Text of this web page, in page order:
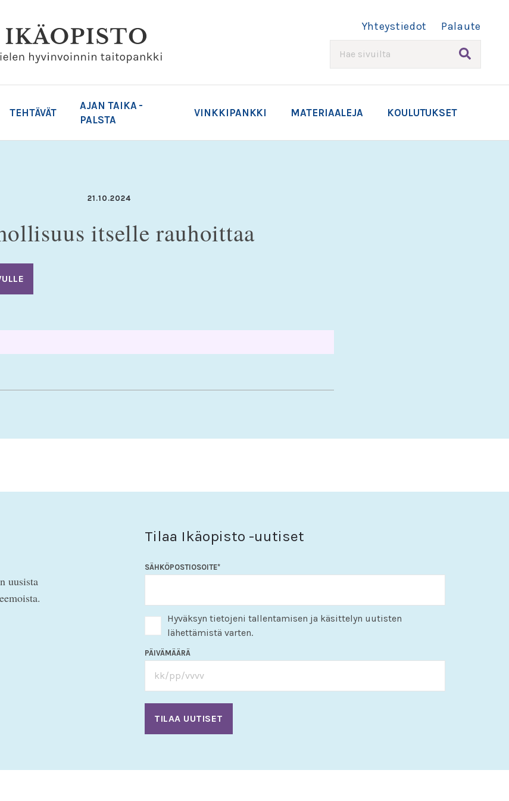
Yhteystiedot Palaute
TEHTÄVÄT
AJAN TAIKA -
PALSTA
VINKKIPANKKI MATERIAALEJA KOULUTUKSET
21.10.2024
itselle rauhoittaa
uusista
Tilaa Ikäopisto -uutiset
SÄHKÖPOSTIOSOITE*
Hyväksyn tietojeni tallentamisen ja käsittelyn uutisten
lähettämistä varten.
PÄIVÄMÄÄRÄ